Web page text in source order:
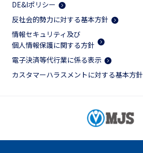
DE&Iポリシー
反社会的勢力に対する基本方針
情報セキュリティ及び
個人情報保護に関する方針
電子決済等代行業に係る表示
カスタマーハラスメントに対する基本方針